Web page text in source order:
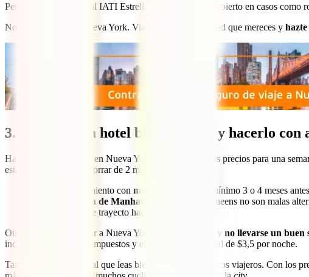
Pero, además, gracias al IATI Estrella estarás también cubierto en casos
No te la juegues en Nueva York. Viaja con la tranquilidad que mereces y
3. Reservar un hotel bien ubicado y hacerlo con
Hazte a la idea: dormir en Nueva York no es barato. Los precios para una
esta base, es posible ahorrar de 2 maneras:
Buscando alojamiento con mucha antelación
(mínimo 3 o 4 meses
fuera de Manhattan
. Brooklyn o Queens no son malas
30-40 minutos de trayecto hacia el “centro”.
Otro consejo para viajar a Nueva York por primera vez y no llevarse un buen
incluido el 14,75% de impuestos y el impuesto municipal de $3,5 por noche.
También es fundamental que leas bien las
de otros viajeros. Con los